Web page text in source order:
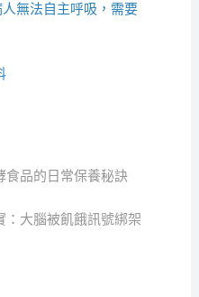
無法自主呼吸，需要
食品的日常保養秘訣
：大腦被飢餓訊號綁架